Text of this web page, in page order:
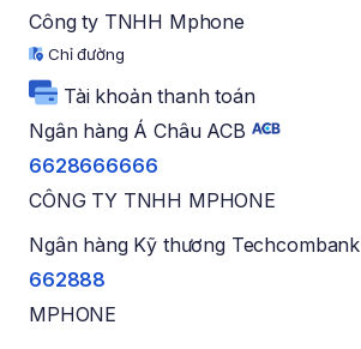
Công ty TNHH Mphone
Chỉ đường
Tài khoản thanh toán
Ngân hàng Á Châu ACB
6628666666
CÔNG TY TNHH MPHONE
Ngân hàng Kỹ thương Techcombank
662888
MPHONE